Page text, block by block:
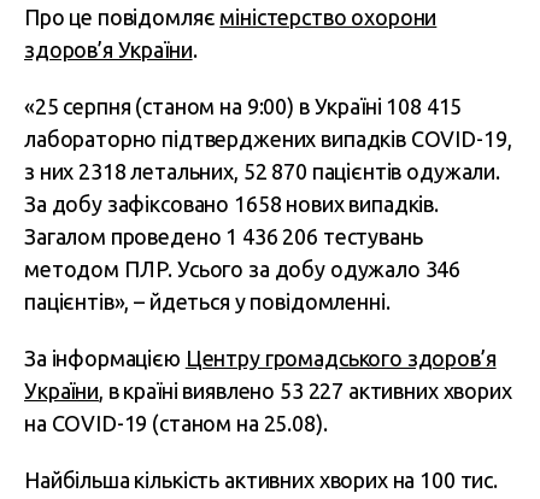
Про це повідомляє міністерство охорони
здоров’я України.
«25 серпня (станом на 9:00) в Україні 108 415
лабораторно підтверджених випадків COVID-19,
з них 2318 летальних, 52 870 пацієнтів одужали.
За добу зафіксовано 1658 нових випадків.
Загалом проведено 1 436 206 тестувань
методом ПЛР. Усього за добу одужало 346
пацієнтів», – йдеться у повідомленні.
За інформацією Центру громадського здоров’я
України, в країні виявлено 53 227 активних хворих
на COVID-19 (станом на 25.08).
Найбільша кількість активних хворих на 100 тис.